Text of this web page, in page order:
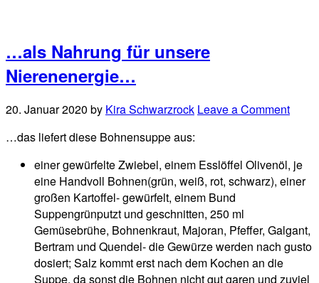
…als Nahrung für unsere
Nierenenergie…
20. Januar 2020 by Kira Schwarzrock Leave a Comment
…das liefert diese Bohnensuppe aus:
einer gewürfelte Zwiebel, einem Esslöffel Olivenöl, je
eine Handvoll Bohnen(grün, weiß, rot, schwarz), einer
großen Kartoffel- gewürfelt, einem Bund
Suppengrünputzt und geschnitten, 250 ml
Gemüsebrühe, Bohnenkraut, Majoran, Pfeffer, Galgant,
Bertram und Quendel- die Gewürze werden nach gusto
dosiert; Salz kommt erst nach dem Kochen an die
Suppe, da sonst die Bohnen nicht gut garen und zuviel